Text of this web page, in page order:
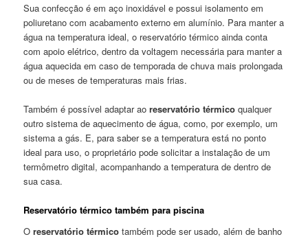
Sua confecção é em aço inoxidável e possui isolamento em
poliuretano com acabamento externo em alumínio. Para manter a
água na temperatura ideal, o reservatório térmico ainda conta
com apoio elétrico, dentro da voltagem necessária para manter a
água aquecida em caso de temporada de chuva mais prolongada
ou de meses de temperaturas mais frias.
Também é possível adaptar aoreservatório térmico qualquer
outro sistema de aquecimento de água, como, por exemplo, um
sistema a gás. E, para saber se a temperatura está no ponto
ideal para uso, o proprietário pode solicitar a instalação de um
termômetro digital, acompanhando a temperatura de dentro de
sua casa.
Reservatório térmico também para piscina
Oreservatório térmico também pode ser usado, além de banho